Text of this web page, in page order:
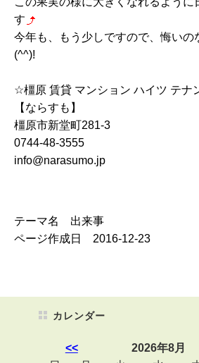
す
今年も、もう少しですので、悔いの
(^^)!
☆橿原 賃貸 マンション ハイツ テナ
【ならすも】
橿原市新堂町281-3
0744-48-3555
info@narasumo.jp
テーマ名 出来事
ページ作成日 2016-12-23
カレンダー
<<
2026年8月